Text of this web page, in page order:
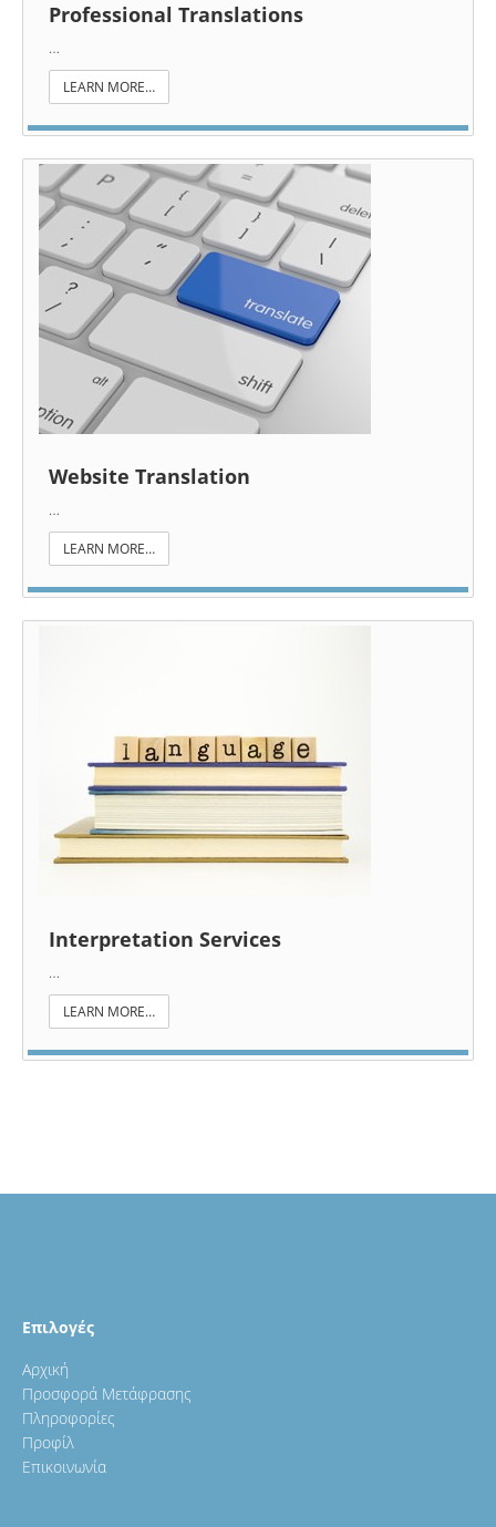
Professional Translations
…
LEARN MORE…
Website Translation
…
LEARN MORE…
Interpretation Services
…
LEARN MORE…
Επιλογές
Αρχική
Προσφορά Μετάφρασης
Πληροφορίες
Προφίλ
Επικοινωνία